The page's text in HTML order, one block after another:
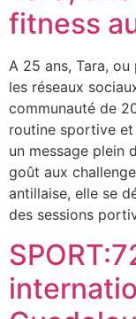
fitness
A 25 ans, Tara, ou
les réseaux
communauté de
routine sportive et
un message plein
goût aux
antillaise, elle se
des sessions